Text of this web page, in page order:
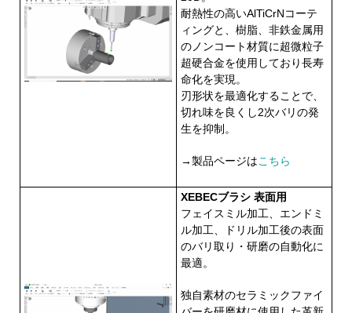
耐熱性の高いAlTiCrNコーテ
ィングと、樹脂、非鉄金属用
のノンコート材質に超微粒子
超硬合金を使用しており長寿
命化を実現。
刃形状を最適化することで、
切れ味を良くし2次バリの発
生を抑制。
→製品ページはこちら
XEBECブラシ 表面用
フェイスミル加工、エンドミ
ル加工、ドリル加工後の表面
のバリ取り・研磨の自動化に
最適。
独自素材のセラミックファイ